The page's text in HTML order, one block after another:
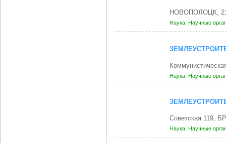
НОВОПОЛОЦК,
Наука. Научные
Наука. Научные
Советская 119,
Наука. Научные